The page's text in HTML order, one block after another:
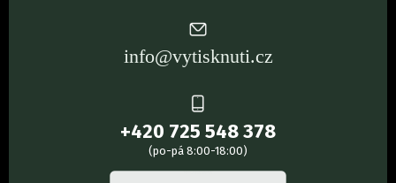
info@vytisknuti.cz
+420 725 548 378
(po-pá 8:00-18:00)